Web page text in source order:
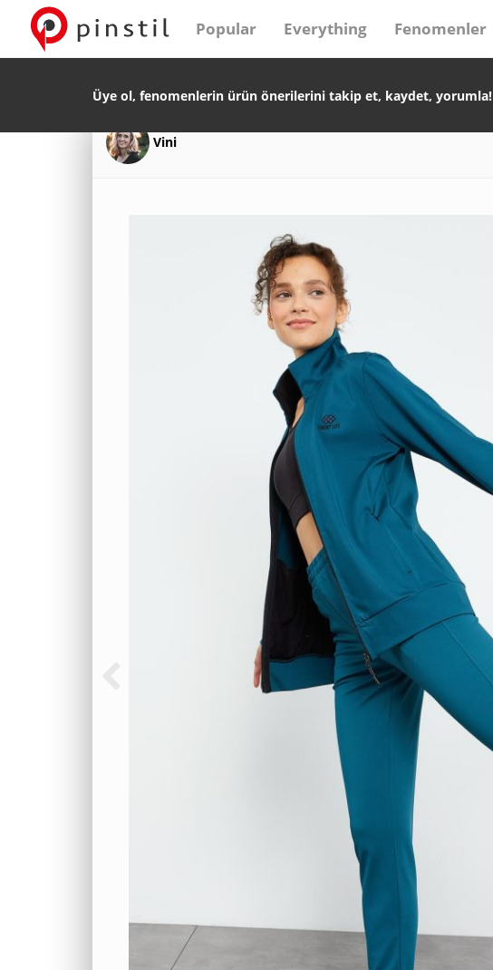
Popular Everything Fenomenler
Üye ol, fenomenlerin ürün önerilerini takip et, kaydet, yorumla!
Vini